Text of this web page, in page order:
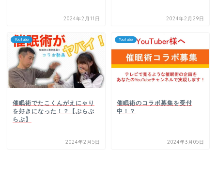
2024年2月11日 2024年2月29日
YouTube
催眠術でたこくんがえにゃり
を好きになった！？【ぷらぷ
らぶ】
2024年2月5日
YouTube
催眠術のコラボ募集を受付
中！？
2024年3月05日